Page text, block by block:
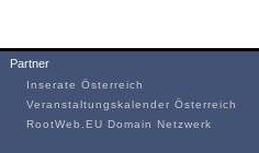
Partner
Inserate Österreich
Veranstaltungskalender Österreich
RootWeb.EU Domain Netzwerk